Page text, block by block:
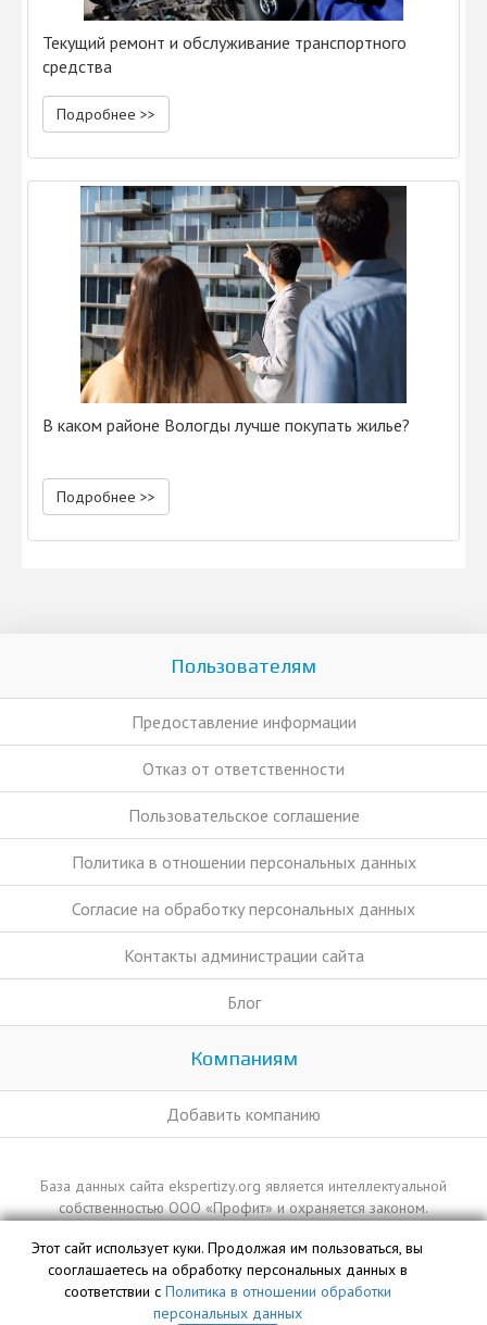
Текущий ремонт и обслуживание транспортного
средства
Подробнее >>
В каком районе Вологды лучше покупать жилье?
Подробнее >>
Пользователям
Предоставление информации
Отказ от ответственности
Пользовательское соглашение
Политика в отношении персональных данных
Согласие на обработку персональных данных
Контакты администрации сайта
Блог
Компаниям
Добавить компанию
База данных сайта ekspertizy.org является интеллектуальной
собственностью ООО «Профит» и охраняется законом.
Этот сайт использует куки. Продолжая им пользоваться, вы
сооглашаетесь на обработку персональных данных в
соответствии с Политика в отношении обработки
персональных данных